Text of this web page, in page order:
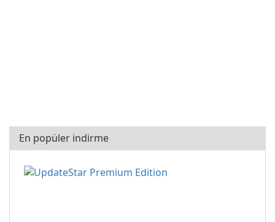
En popüler indirme